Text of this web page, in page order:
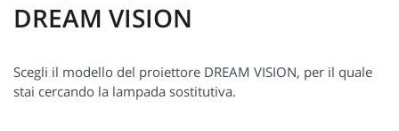
DREAM VISION
Scegli il modello del proiettore DREAM VISION, per il quale
stai cercando la lampada sostitutiva.